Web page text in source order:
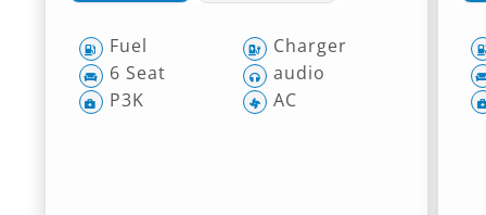
Fuel
6 Seat
P3K
Charger
audio
AC